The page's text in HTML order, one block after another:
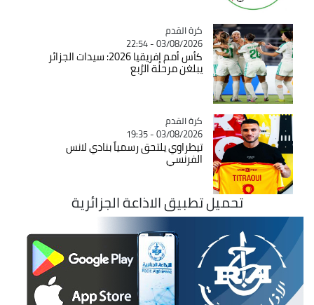
Catégorie
كرة القدم
03/08/2026 - 22:54
كأس أمم إفريقيا 2026: سيدات الجزائر
يبلغن مرحلة الرُبع
Catégorie
كرة القدم
03/08/2026 - 19:35
تيطراوي يلتحق رسمياً بنادي لانس
الفرنسي
تحميل تطبيق الاذاعة الجزائرية